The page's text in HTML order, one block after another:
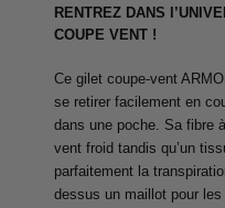
RENTREZ DANS
COUPE VENT !
Ce gilet coupe-vent
se retirer facilement en
dans une poche. Sa fibre
vent froid tandis qu’un
parfaitement la
dessus un maillot pour